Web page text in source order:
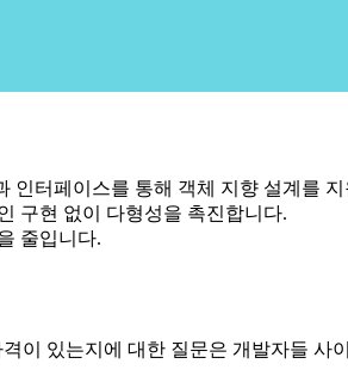
인터페이스를 통해 객체 지향 설계를
구현 없이 다형성을 촉진합니다.
줄입니다.
이 있는지에 대한 질문은 개발자들